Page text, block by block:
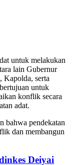
untuk melakukan
lain Gubernur
Kapolda, serta
untuk
konflik secara
adat.
bahwa pendekatan
dan membangun
Deiyai